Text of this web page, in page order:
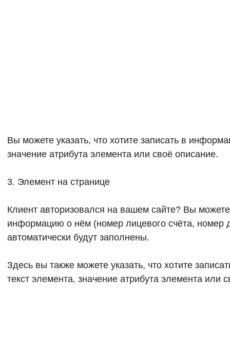
Вы можете указать, что хотите записать в
значение атрибута элемента или своё описание.
3. Элемент на странице
Клиент авторизовался на вашем сайте? Вы
информацию о нём (номер лицевого счёта, номер
автоматически будут заполнены.
Здесь вы также можете указать, что хотите
текст элемента, значение атрибута элемента или